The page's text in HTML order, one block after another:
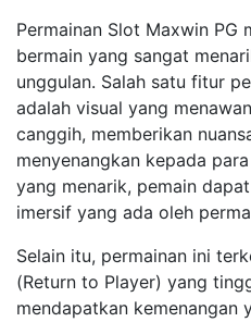
Permainan Slot Maxwin PG
bermain yang sangat
unggulan. Salah satu fitur
adalah visual yang
canggih, memberikan
menyenangkan kepada
yang menarik, pemain
imersif yang ada oleh
Selain itu, permainan ini
(Return to Player) yang
mendapatkan kemenangan